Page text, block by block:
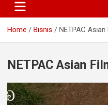
Home Bisnis NETPAC
NETPAC Asian